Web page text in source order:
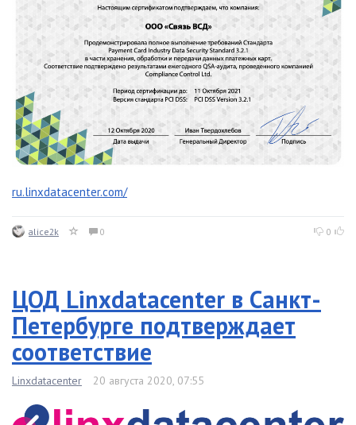
ru.linxdatacenter.com/
alice2k 0 0
ЦОД Linxdatacenter в Санкт-
Петербурге подтверждает
соответствие
Linxdatacenter 20 августа 2020, 07:55